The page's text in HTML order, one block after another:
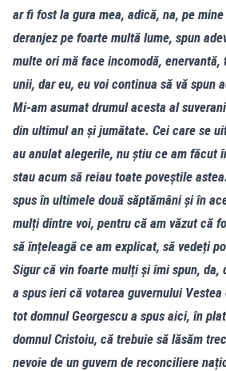
ar fi fost la gura mea, adică, na, pe
deranjez pe foarte multă lume, spun
multe ori mă face incomodă, enervantă,
unii, dar eu, eu voi continua să vă spun
Mi-am asumat drumul acesta al
din ultimul an și jumătate. Cei care se
au anulat alegerile, nu știu ce am făcut
stau acum să reiau toate poveștile
spus în ultimele două săptămâni și în
mulți dintre voi, pentru că am văzut că
să înțeleagă ce am explicat, să vedeți
Sigur că vin foarte mulți și îmi spun, da,
a spus ieri că votarea guvernului
tot domnul Georgescu a spus aici, în
domnul Cristoiu, că trebuie să lăsăm
nevoie de un guvern de reconciliere